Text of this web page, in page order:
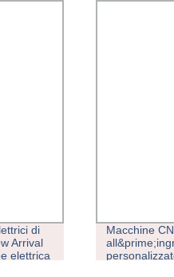
Macchine CNC
all&prime;ingrosso grandi
personalizzate Ricambi